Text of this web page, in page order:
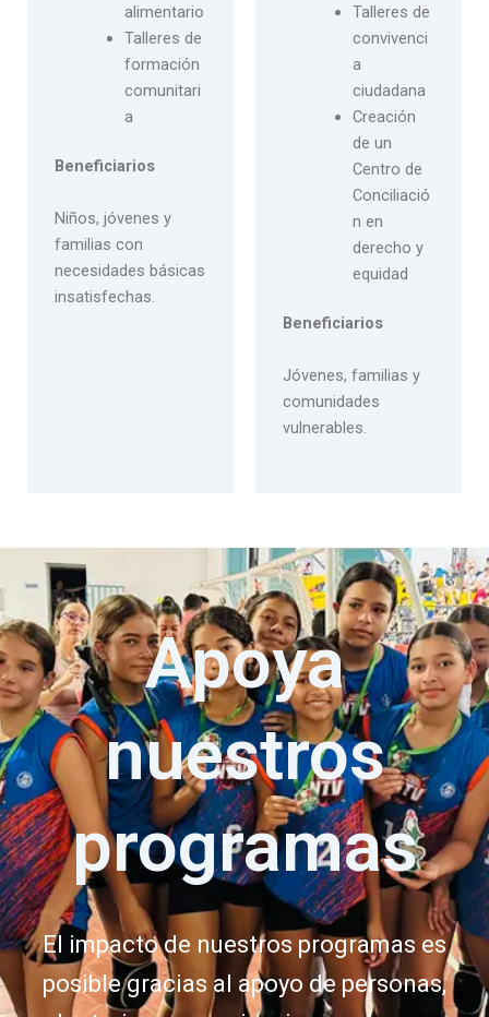
alimentario
Talleres de
formación
comunitari
a
Beneficiarios
Niños, jóvenes y
familias con
necesidades básicas
insatisfechas.
Talleres de
convivenci
a
ciudadana
Creación
de un
Centro de
Conciliació
n en
derecho y
equidad
Beneficiarios
Jóvenes, familias y
comunidades
vulnerables.
Apoya
nuestros
programas
El impacto de nuestros programas es
posible gracias al apoyo de personas,